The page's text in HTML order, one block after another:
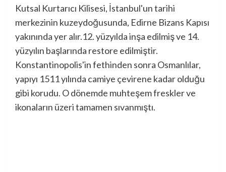
Kutsal Kurtarıcı Kilisesi, İstanbul'un tarihi
merkezinin kuzeydoğusunda, Edirne Bizans Kapısı
yakınında yer alır.12. yüzyılda inşa edilmiş ve 14.
yüzyılın başlarında restore edilmiştir.
Konstantinopolis'in fethinden sonra Osmanlılar,
yapıyı 1511 yılında camiye çevirene kadar olduğu
gibi korudu. O dönemde muhteşem freskler ve
ikonaların üzeri tamamen sıvanmıştı.